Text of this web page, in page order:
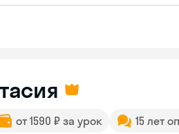
от 1590 ₽ за урок 15 лет